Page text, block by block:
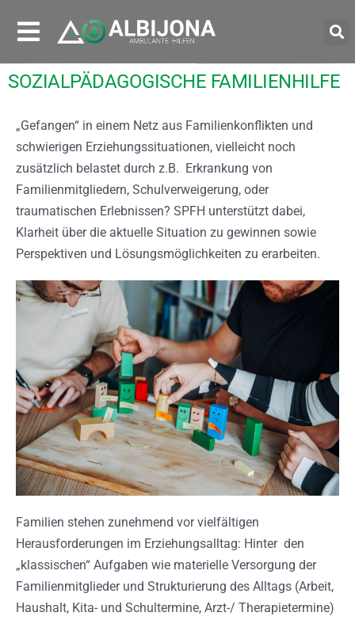
SOZIALPÄDAGOGISCHE FAMILIENHILFE
„Gefangen“ in einem Netz aus Familienkonflikten und
schwierigen Erziehungssituationen, vielleicht noch
zusätzlich belastet durch z.B. Erkrankung von
Familienmitgliedern, Schulverweigerung, oder
traumatischen Erlebnissen? SPFH unterstützt dabei,
Klarheit über die aktuelle Situation zu gewinnen sowie
Perspektiven und Lösungsmöglichkeiten zu erarbeiten.
Familien stehen zunehmend vor vielfältigen
Herausforderungen im Erziehungsalltag: Hinter den
„klassischen“ Aufgaben wie materielle Versorgung der
Familienmitglieder und Strukturierung des Alltags (Arbeit,
Haushalt, Kita- und Schultermine, Arzt-/ Therapietermine)